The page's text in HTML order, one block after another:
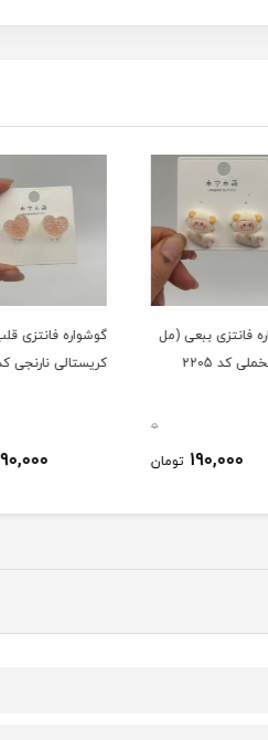
ببعی (مل
تومان
گوشواره فانتزی قلب
کریستالی نارنجی کد 2205
190,000 تومان